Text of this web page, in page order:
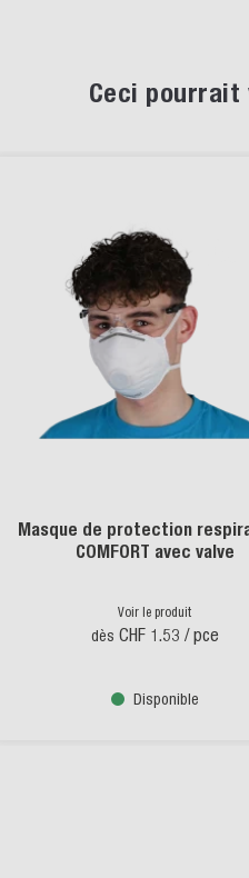
Ceci pourrait
Masque de protection
COMFORT avec valve
Voir le produit
dès CHF 1.53 / pce
Disponible